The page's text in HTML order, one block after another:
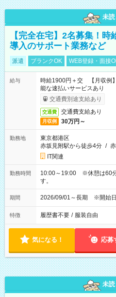
未読
【完全在宅】2名募集！
導入のサポート業務など
派遣 ブランクOK WEB登録・面接
給与
時給1900円＋交 【月収例
能な速払いサービスあり
交通費別途支給あり
交通費 交通費支給あり
月収例 30万円～
勤務地
東京都港区
赤坂見附駅から徒歩4分 /
IT関連
勤務時間
10:00～19:00 ※休憩は60
す。
期間 2026/09/01～長期 ※開始
特徴 履歴書不要 / 服装自由
気になる！ 応募
未読